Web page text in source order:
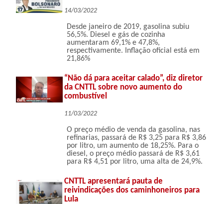
14/03/2022
Desde janeiro de 2019, gasolina subiu
56,5%. Diesel e gás de cozinha
aumentaram 69,1% e 47,8%,
respectivamente. Inflação oficial está em
21,86%
“Não dá para aceitar calado”, diz diretor
da CNTTL sobre novo aumento do
combustível
11/03/2022
O preço médio de venda da gasolina, nas
refinarias, passará de R$ 3,25 para R$ 3,86
por litro, um aumento de 18,25%. Para o
diesel, o preço médio passará de R$ 3,61
para R$ 4,51 por litro, uma alta de 24,9%.
CNTTL apresentará pauta de
reivindicações dos caminhoneiros para
Lula